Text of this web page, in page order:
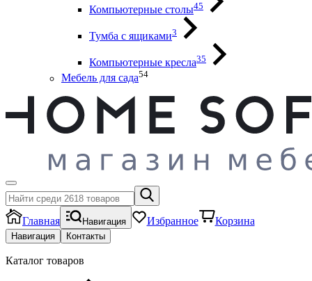
Компьютерные столы45
Тумба с ящиками3
Компьютерные кресла35
Мебель для сада54
Главная Навигация Избранное Корзина
Навигация Контакты
Каталог товаров